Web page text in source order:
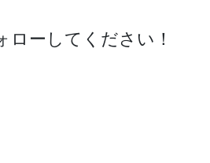
ローしてください！